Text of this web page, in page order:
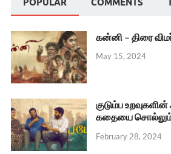
POPULAR COMMENTS
கன்னி – திரை
May 15, 2024
குடும்ப
கதையை சொல்லும்
February 28, 2024